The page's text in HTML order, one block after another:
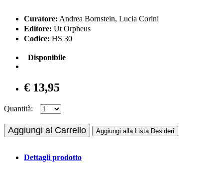
Curatore: Andrea Bornstein, Lucia Corini
Editore: Ut Orpheus
Codice: HS 30
Disponibile
€ 13,95
Quantità:
Aggiungi al Carrello Aggiungi alla Lista Desideri
Dettagli prodotto